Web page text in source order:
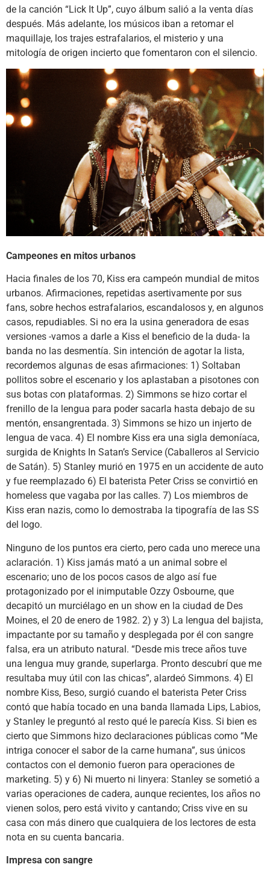
de la canción “Lick It Up”, cuyo álbum salió a la venta días
después. Más adelante, los músicos iban a retomar el
maquillaje, los trajes estrafalarios, el misterio y una
mitología de origen incierto que fomentaron con el silencio.
Campeones en mitos urbanos
Hacia finales de los 70, Kiss era campeón mundial de mitos
urbanos. Afirmaciones, repetidas asertivamente por sus
fans, sobre hechos estrafalarios, escandalosos y, en algunos
casos, repudiables. Si no era la usina generadora de esas
versiones -vamos a darle a Kiss el beneficio de la duda- la
banda no las desmentía. Sin intención de agotar la lista,
recordemos algunas de esas afirmaciones: 1) Soltaban
pollitos sobre el escenario y los aplastaban a pisotones con
sus botas con plataformas. 2) Simmons se hizo cortar el
frenillo de la lengua para poder sacarla hasta debajo de su
mentón, ensangrentada. 3) Simmons se hizo un injerto de
lengua de vaca. 4) El nombre Kiss era una sigla demoníaca,
surgida de Knights In Satan’s Service (Caballeros al Servicio
de Satán). 5) Stanley murió en 1975 en un accidente de auto
y fue reemplazado 6) El baterista Peter Criss se convirtió en
homeless que vagaba por las calles. 7) Los miembros de
Kiss eran nazis, como lo demostraba la tipografía de las SS
del logo.
Ninguno de los puntos era cierto, pero cada uno merece una
aclaración. 1) Kiss jamás mató a un animal sobre el
escenario; uno de los pocos casos de algo así fue
protagonizado por el inimputable Ozzy Osbourne, que
decapitó un murciélago en un show en la ciudad de Des
Moines, el 20 de enero de 1982. 2) y 3) La lengua del bajista,
impactante por su tamaño y desplegada por él con sangre
falsa, era un atributo natural. “Desde mis trece años tuve
una lengua muy grande, superlarga. Pronto descubrí que me
resultaba muy útil con las chicas”, alardeó Simmons. 4) El
nombre Kiss, Beso, surgió cuando el baterista Peter Criss
contó que había tocado en una banda llamada Lips, Labios,
y Stanley le preguntó al resto qué le parecía Kiss. Si bien es
cierto que Simmons hizo declaraciones públicas como “Me
intriga conocer el sabor de la carne humana”, sus únicos
contactos con el demonio fueron para operaciones de
marketing. 5) y 6) Ni muerto ni linyera: Stanley se sometió a
varias operaciones de cadera, aunque recientes, los años no
vienen solos, pero está vivito y cantando; Criss vive en su
casa con más dinero que cualquiera de los lectores de esta
nota en su cuenta bancaria.
Impresa con sangre